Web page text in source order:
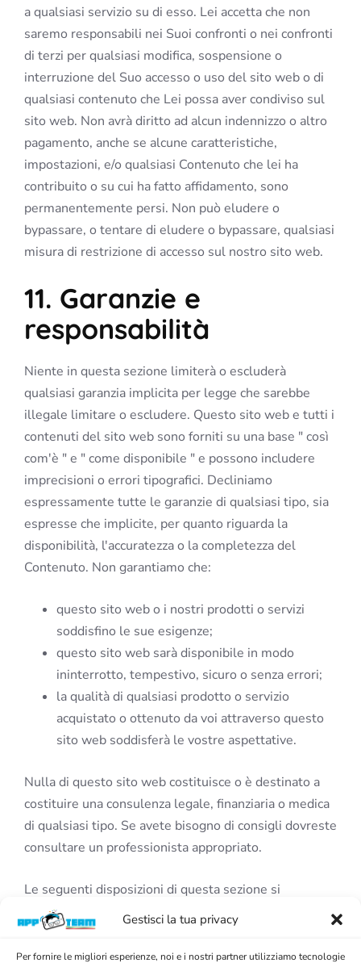
Gestisci la tua privacy
Per fornire le migliori esperienze, noi e i nostri partner utilizziamo tecnologie
a qualsiasi servizio su di esso. Lei accetta che non
saremo responsabili nei Suoi confronti o nei confronti
di terzi per qualsiasi modifica, sospensione o
interruzione del Suo accesso o uso del sito web o di
qualsiasi contenuto che Lei possa aver condiviso sul
sito web. Non avrà diritto ad alcun indennizzo o altro
pagamento, anche se alcune caratteristiche,
impostazioni, e/o qualsiasi Contenuto che lei ha
contribuito o su cui ha fatto affidamento, sono
permanentemente persi. Non può eludere o
bypassare, o tentare di eludere o bypassare, qualsiasi
misura di restrizione di accesso sul nostro sito web.
11. Garanzie e
responsabilità
Niente in questa sezione limiterà o escluderà
qualsiasi garanzia implicita per legge che sarebbe
illegale limitare o escludere. Questo sito web e tutti i
contenuti del sito web sono forniti su una base " così
com'è " e " come disponibile " e possono includere
imprecisioni o errori tipografici. Decliniamo
espressamente tutte le garanzie di qualsiasi tipo, sia
espresse che implicite, per quanto riguarda la
disponibilità, l'accuratezza o la completezza del
Contenuto. Non garantiamo che:
questo sito web o i nostri prodotti o servizi
soddisfino le sue esigenze;
questo sito web sarà disponibile in modo
ininterrotto, tempestivo, sicuro o senza errori;
la qualità di qualsiasi prodotto o servizio
acquistato o ottenuto da voi attraverso questo
sito web soddisferà le vostre aspettative.
Nulla di questo sito web costituisce o è destinato a
costituire una consulenza legale, finanziaria o medica
di qualsiasi tipo. Se avete bisogno di consigli dovreste
consultare un professionista appropriato.
Le seguenti disposizioni di questa sezione si
applicheranno nella misura massima consentita dalla
legge applicabile e non limiteranno o escluderanno la
nostra responsabilità in relazione a qualsiasi